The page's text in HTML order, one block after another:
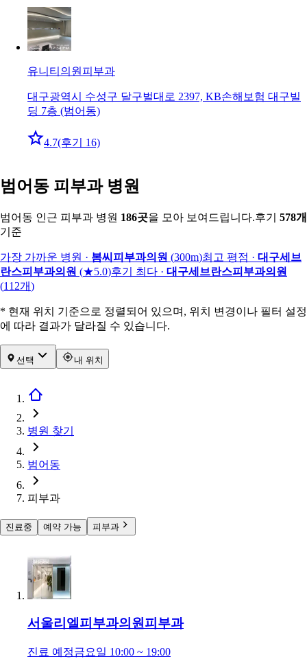
유니티의원 피부과
대구광역시 수성구 달구벌대로 2397, KB손해보험 대구빌
딩 7층 (범어동)
4.7(후기 16)
범어동 피부과 병원
범어동 인근 피부과 병원 186곳을 모아 보여드립니다.후기 578개
기준
가장 가까운 병원 · 봄씨피부과의원 (300m)최고 평점 · 대구세브
란스피부과의원 (★5.0)후기 최다 · 대구세브란스피부과의원
(112개)
* 현재 위치 기준으로 정렬되어 있으며, 위치 변경이나 필터 설정
에 따라 결과가 달라질 수 있습니다.
선택 내 위치
병원 찾기
범어동
피부과
진료중 예약 가능 피부과
서울리엘피부과의원피부과
진료 예정금요일 10:00 ~ 19:00